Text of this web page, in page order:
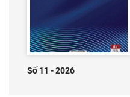
Số 11 - 2026